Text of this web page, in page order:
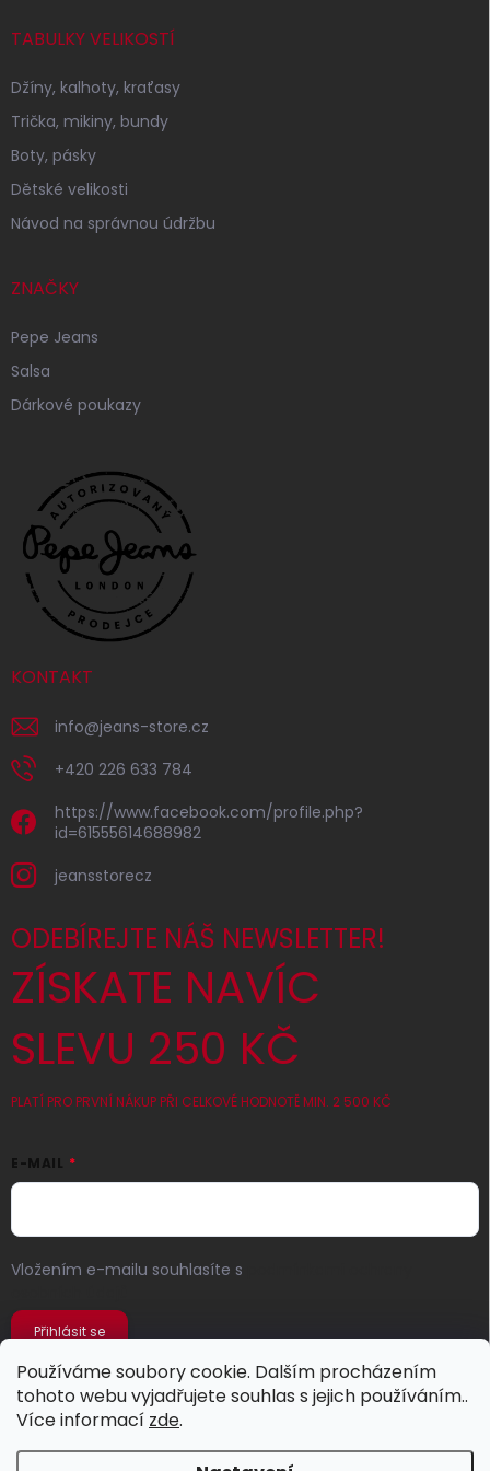
Používáme soubory cookie. Dalším procházením
tohoto webu vyjadřujete souhlas s jejich používáním..
Více informací zde.
TABULKY VELIKOSTÍ
Džíny, kalhoty, kraťasy
Trička, mikiny, bundy
Boty, pásky
Dětské velikosti
Návod na správnou údržbu
ZNAČKY
Pepe Jeans
Salsa
Dárkové poukazy
KONTAKT
info@jeans-store.cz
+420 226 633 784
https://www.facebook.com/profile.php?
id=61555614688982
jeansstorecz
ODEBÍREJTE NÁŠ NEWSLETTER!
ZÍSKATE NAVÍC
SLEVU 250 KČ
PLATÍ PRO PRVNÍ NÁKUP PŘI CELKOVÉ HODNOTĚ MIN. 2 500 KČ
E-MAIL
Vložením e-mailu souhlasíte s
Přihlásit se